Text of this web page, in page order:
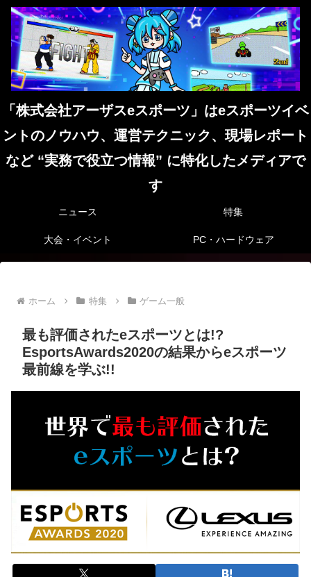
「株式会社アーザスeスポーツ」はeスポーツイベ
ントのノウハウ、運営テクニック、現場レポート
など “実務で役立つ情報” に特化したメディアで
す
ニュース 特集
大会・イベント PC・ハードウェア
ホーム 特集 ゲーム一般
最も評価されたeスポーツとは!?
EsportsAwards2020の結果からeスポーツ
最前線を学ぶ!!